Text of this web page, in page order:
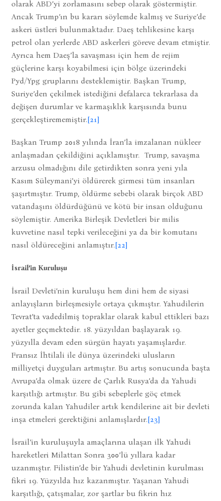
olarak ABD’yi zorlamasını sebep olarak göstermiştir.
Ancak Trump’ın bu kararı söylemde kalmış ve Suriye’de
askeri üstleri bulunmaktadır. Daeş tehlikesine karşı
petrol olan yerlerde ABD askerleri göreve devam etmiştir.
Ayrıca hem Daeş’la savaşması için hem de rejim
güçlerine karşı koyabilmesi için bölge üzerindeki
Pyd/Ypg gruplarını desteklemiştir. Başkan Trump,
Suriye’den çekilmek istediğini defalarca tekrarlasa da
değişen durumlar ve karmaşıklık karşısında bunu
gerçekleştirememiştir.[21]
Başkan Trump 2018 yılında İran’la imzalanan nükleer
anlaşmadan çekildiğini açıklamıştır. Trump, savaşma
arzusu olmadığını dile getirdikten sonra yeni yıla
Kasım Süleymani’yi öldürerek girmesi tüm insanları
şaşırtmıştır. Trump, öldürme sebebi olarak birçok ABD
vatandaşını öldürdüğünü ve kötü bir insan olduğunu
söylemiştir. Amerika Birleşik Devletleri bir milis
kuvvetine nasıl tepki verileceğini ya da bir komutanı
nasıl öldüreceğini anlamıştır.[22]
İsrail’in Kuruluşu
İsrail Devleti’nin kuruluşu hem dini hem de siyasi
anlayışların birleşmesiyle ortaya çıkmıştır. Yahudilerin
Tevrat’ta vadedilmiş topraklar olarak kabul ettikleri bazı
ayetler geçmektedir. 18. yüzyıldan başlayarak 19.
yüzyılla devam eden sürgün hayatı yaşamışlardır.
Fransız İhtilali ile dünya üzerindeki ulusların
milliyetçi duyguları artmıştır. Bu artış sonucunda başta
Avrupa’da olmak üzere de Çarlık Rusya’da da Yahudi
karşıtlığı artmıştır. Bu gibi sebeplerle göç etmek
zorunda kalan Yahudiler artık kendilerine ait bir devleti
inşa etmeleri gerektiğini anlamışlardır.[23]
İsrail’in kuruluşuyla amaçlarına ulaşan ilk Yahudi
hareketleri Milattan Sonra 300’lü yıllara kadar
uzanmıştır. Filistin’de bir Yahudi devletinin kurulması
fikri 19. Yüzyılda hız kazanmıştır. Yaşanan Yahudi
karşıtlığı, çatışmalar, zor şartlar bu fikrin hız